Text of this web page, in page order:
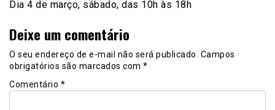
Dia 4 de março, sábado, das 10h às 18h
Deixe um comentário
O seu endereço de e-mail não será publicado. Campos
obrigatórios são marcados com *
Comentário *